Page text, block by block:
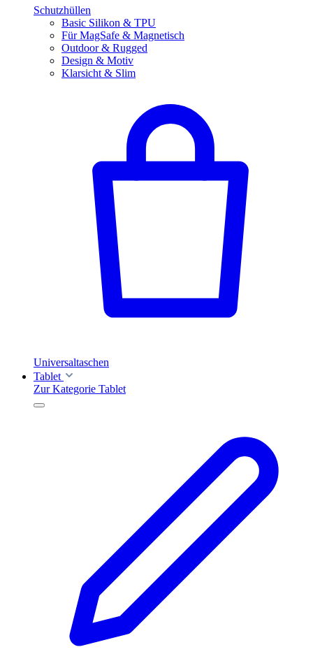
Schutzhüllen
Basic Silikon & TPU
Für MagSafe & Magnetisch
Outdoor & Rugged
Design & Motiv
Klarsicht & Slim
Universaltaschen
Tablet
Zur Kategorie Tablet